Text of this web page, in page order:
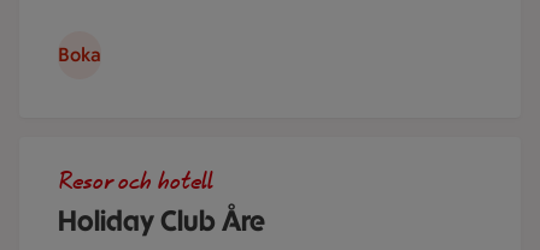
Boka
Holiday Club Åre
Resor och hotell